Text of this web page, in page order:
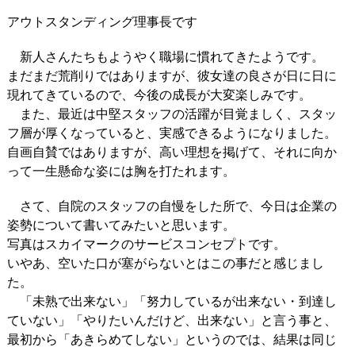
アウトスタンディング理事長です
新人さんたちもようやく職場に慣れてきたようです。
まだまだ荒削りではありますが、彼女達の良さが日に日に
現れてきているので、今後の成長が大変楽しみです。
また、最近は中堅スタッフの活躍が目覚ましく、スタッ
フ層が厚くなっていると、実感できるようになりました。
自画自賛ではありますが、高い理想を掲げて、それに向か
って一生懸命な姿には胸を打たれます。
さて、自院のスタッフの自慢をした所で、今日は企業の
姿勢について書いてみたいと思います。
写真はスカイマークのサービスコンセプトです。
いやあ、空いた口が塞がらないとはこの事だと感じまし
た。
「未熟で出来ない」「努力しているが出来ない・到達し
ていない」「やりたいんだけど、出来ない」と言う事と、
最初から「あきらめてしない」というのでは、結果は同じ